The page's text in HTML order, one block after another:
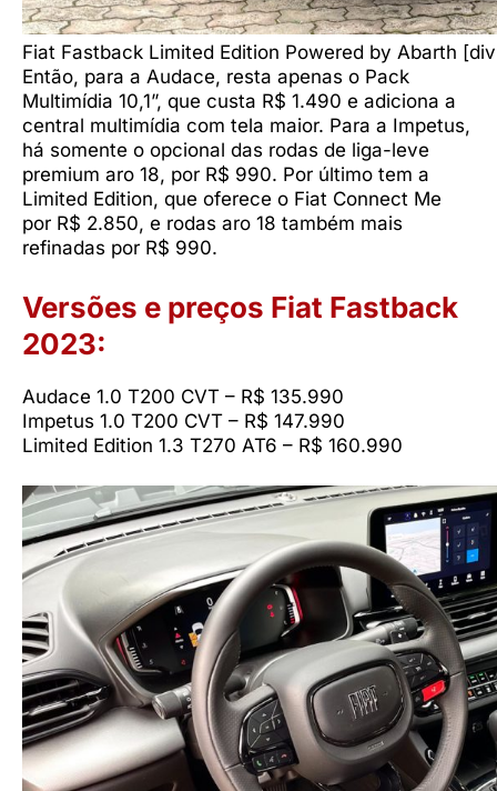
Fiat Fastback Limited Edition Powered by Abarth
Então, para a Audace, resta apenas o Pack
Multimídia 10,1”, que custa R$ 1.490 e adiciona a
central multimídia com tela maior. Para a Impetus,
há somente o opcional das rodas de liga-leve
premium aro 18, por R$ 990. Por último tem a
Limited Edition, que oferece o Fiat Connect Me
por R$ 2.850, e rodas aro 18 também mais
refinadas por R$ 990.
Versões e preços Fiat Fastback
2023:
Audace 1.0 T200 CVT – R$ 135.990
Impetus 1.0 T200 CVT – R$ 147.990
Limited Edition 1.3 T270 AT6 – R$ 160.990